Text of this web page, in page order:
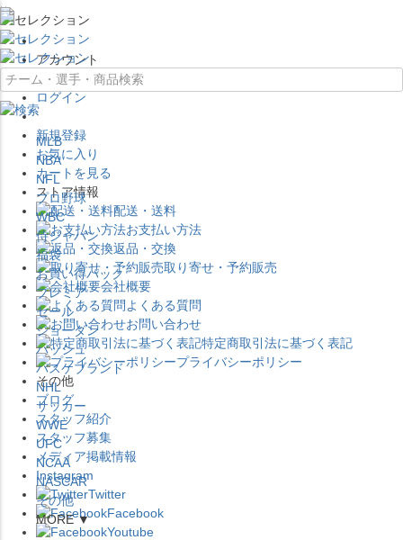
×
アカウント
ログイン
新規登録
お気に入り
カートを見る
ストア情報
配送・送料
お支払い方法
返品・交換
取り寄せ・予約販売
会社概要
よくある質問
お問い合わせ
特定商取引法に基づく表記
プライバシーポリシー
その他
ブログ
スタッフ紹介
スタッフ募集
メディア掲載情報
Instagram
Twitter
Facebook
Youtube
MLB
NBA
NFL
プロ野球
WBC
侍ジャパン
福袋
お買い得パック
プレミア
セール
ジョーダン
バッシュ
バスケブランド
NHL
サッカー
WWE
UFC
NCAA
NASCAR
その他
MORE ▼